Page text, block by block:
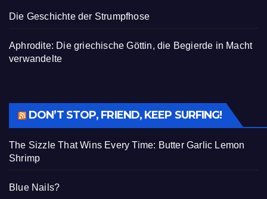
Die Geschichte der Strumpfhose
Aphrodite: Die griechische Göttin, die Begierde in Macht
verwandelte
DON’T STOP, FRIEND, KEEP SURFING!
The Sizzle That Wins Every Time: Butter Garlic Lemon
Shrimp
Blue Nails?